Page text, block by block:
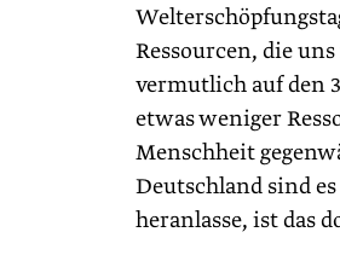
Ressourcen, die
vermutlich auf den
etwas weniger
Menschheit
Deutschland sind
heranlasse, ist das